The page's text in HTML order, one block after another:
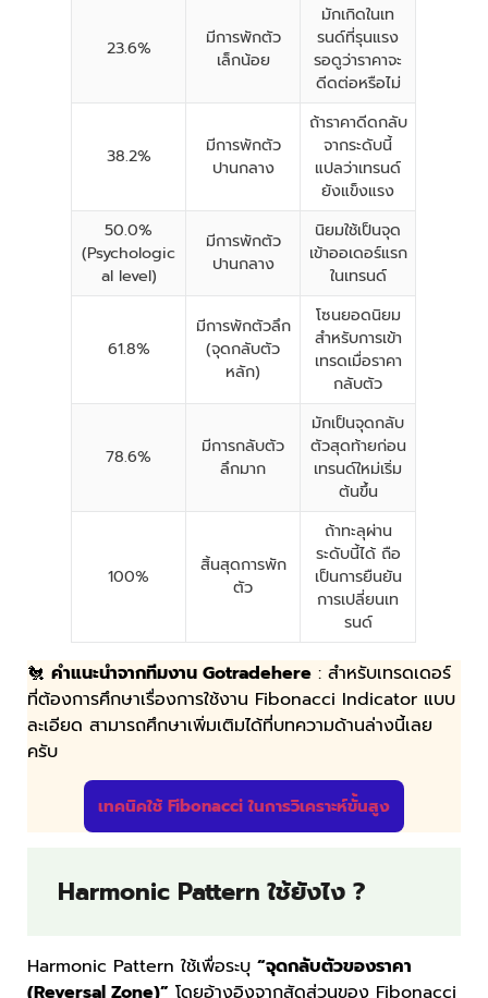
23.6%
มีการพักตัว
เล็กน้อย
มักเกิดในเท
รนด์ที่รุนแรง
รอดูว่าราคาจะ
ดีดต่อหรือไม่
38.2%
มีการพักตัว
ปานกลาง
ถ้าราคาดีดกลับ
จากระดับนี้
แปลว่าเทรนด์
ยังแข็งแรง
50.0%
(Psychologic
al level)
มีการพักตัว
ปานกลาง
นิยมใช้เป็นจุด
เข้าออเดอร์แรก
ในเทรนด์
61.8%
มีการพักตัวลึก
(จุดกลับตัว
หลัก)
โซนยอดนิยม
สำหรับการเข้า
เทรดเมื่อราคา
กลับตัว
78.6%
มีการกลับตัว
ลึกมาก
มักเป็นจุดกลับ
ตัวสุดท้ายก่อน
เทรนด์ใหม่เริ่ม
ต้นขึ้น
100%
สิ้นสุดการพัก
ตัว
ถ้าทะลุผ่าน
ระดับนี้ได้ ถือ
เป็นการยืนยัน
การเปลี่ยนเท
รนด์
🐔คำแนะนำจากทีมงาน Gotradehere : สำหรับเทรดเดอร์
ที่ต้องการศึกษาเรื่องการใช้งาน Fibonacci Indicator แบบ
ละเอียด สามารถศึกษาเพิ่มเติมได้ที่บทความด้านล่างนี้เลย
ครับ
เทคนิคใช้ Fibonacci ในการวิเคราะห์ขั้นสูง
Harmonic Pattern ใช้ยังไง ?
Harmonic Pattern ใช้เพื่อระบุ“จุดกลับตัวของราคา